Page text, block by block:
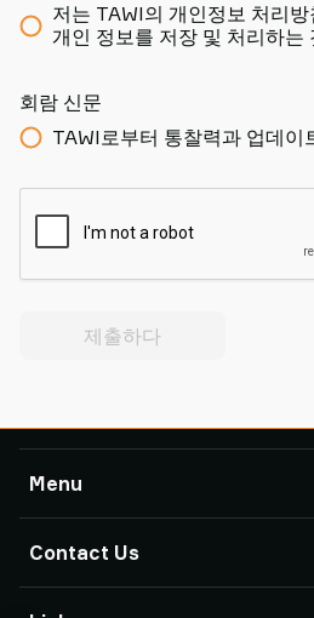
저는 TAWI의 개인정보 처리
개인 정보를 저장 및 처리하는
회람 신문
TAWI로부터 통찰력과 업데이
제출하다
Menu
Products
Contact Us